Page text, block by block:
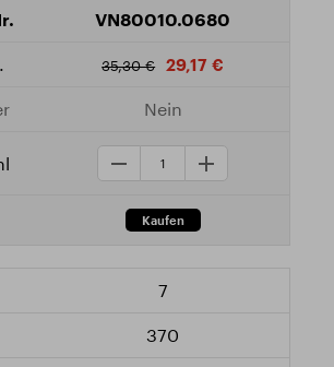
VN80010.0680
35,30 € 29,17 €
Nein
7
370